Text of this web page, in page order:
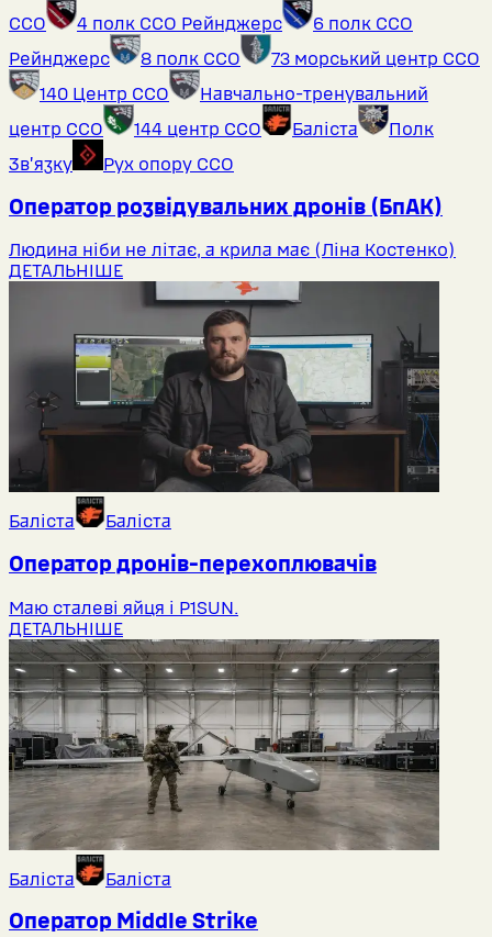
ССО
4 полк ССО Рейнджерс
6 полк ССО
Рейнджерс
8 полк ССО
73 морський центр ССО
140 Центр ССО
Навчально-тренувальний
центр ССО
144 центр ССО Баліста
Полк
Звʼязку
Рух опору ССО
Оператор розвідувальних дронів (БпАК)
Людина ніби не літає, а крила має (Ліна Костенко)
ДЕТАЛЬНІШЕ
Баліста Баліста
Оператор дронів-перехоплювачів
Маю сталеві яйця і P1SUN.
ДЕТАЛЬНІШЕ
Баліста Баліста
Оператор Middlе Strike